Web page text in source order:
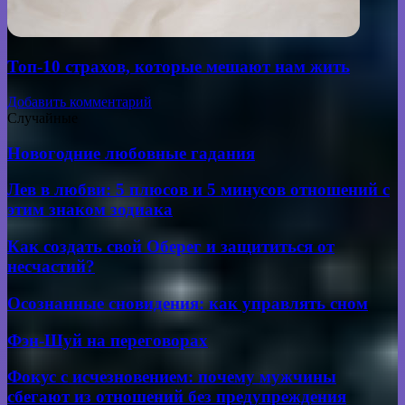
Топ-10 страхов, которые мешают нам жить
Добавить комментарий
Случайные
Новогодние
любовные
гадания
Новогодние любовные гадания
Лев
в
любви:
плюсов
и
минусов
с
этим
зодиака
Лев в любви: 5 плюсов и 5 минусов отношений с
этим знаком зодиака
Как
свой
и
от
Как создать свой Оберег и защититься от
несчастий?
Осознанные
как
управлять
Осознанные сновидения: как управлять сном
Фэн-
на
переговорах
Фэн-Шуй на переговорах
Фокус
с исчезновением:
Фокус с исчезновением: почему мужчины
сбегают из отношений без предупреждения